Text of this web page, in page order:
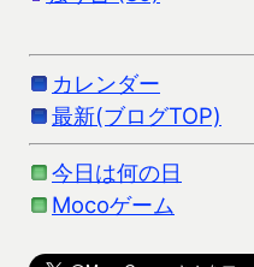
カレンダー
最新(ブログTOP)
今日は何の日
Mocoゲーム